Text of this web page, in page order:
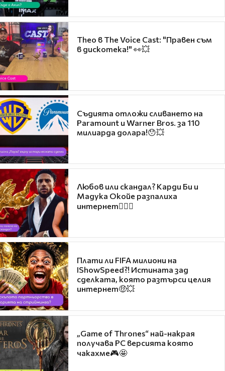
Theo в The Voice Cast: "Правен съм
в дискотека!" 👀💥
Съдията отложи сливането на
Paramount и Warner Bros. за 110
милиарда долара!😯💥
Любов или скандал? Карди Би и
Мадука Окойе разпалиха
интернет❤️‍🔥🔥
Плати ли FIFA милиони на
IShowSpeed?! Истината зад
сделката, която разтърси целия
интернет🤑💥
„Game of Thrones“ най-накрая
получава PC версията която
чакахме🎮🤩